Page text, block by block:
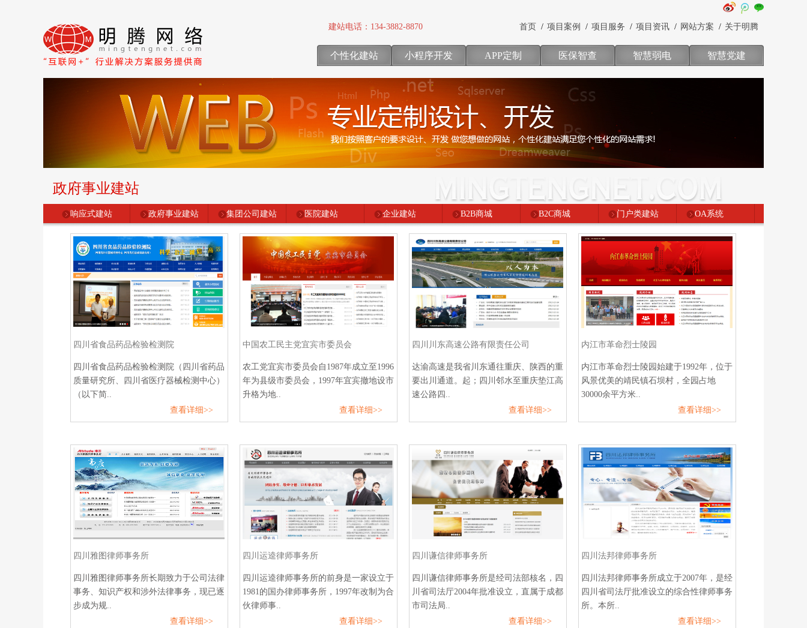
建站电话： 134-3882-8870 首页 项目案例 项目服务 项目资讯 网站方案 关于明腾
智慧党建
智慧弱电
医保智查
APP定制
小程序开发
个性化建站
政府事业建站
响应式建站 政府事业建站 集团公司建站 医院建站 企业建站 B2B商城 B2C商城 门户类建站 OA系统
四川省食品药品检验检测院
四川省食品药品检验检测院（四川省药品
质量研究所、四川省医疗器械检测中心）
（以下简..
查看详细>>
中国农工民主党宜宾市委员会
农工党宜宾市委员会自1987年成立至1996
年为县级市委员会，1997年宜宾撤地设市
升格为地..
查看详细>>
四川川东高速公路有限责任公司
达渝高速是我省川东通往重庆、陕西的重
要出川通道。起；四川邻水至重庆垫江高
速公路四..
查看详细>>
内江市革命烈士陵园
内江市革命烈士陵园始建于1992年，位于
风景优美的靖民镇石坝村，全园占地
30000余平方米..
查看详细>>
四川雅图律师事务所
四川雅图律师事务所长期致力于公司法律
事务、知识产权和涉外法律事务，现已逐
步成为规..
查看详细>>
四川运逵律师事务所
四川运逵律师事务所的前身是一家设立于
1981的国办律师事务所，1997年改制为合
伙律师事..
查看详细>>
四川谦信律师事务所
四川谦信律师事务所是经司法部核名，四
川省司法厅2004年批准设立，直属于成都
市司法局..
查看详细>>
四川法邦律师事务所
四川法邦律师事务所成立于2007年，是经
四川省司法厅批准设立的综合性律师事务
所。本所..
查看详细>>